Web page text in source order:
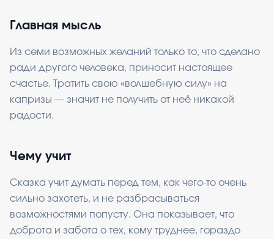
Главная мысль
Из семи возможных желаний только то, что сделано
ради другого человека, приносит настоящее
счастье. Тратить свою «волшебную силу» на
капризы — значит не получить от неё никакой
радости.
Чему учит
Сказка учит думать перед тем, как чего-то очень
сильно захотеть, и не разбрасываться
возможностями попусту. Она показывает, что
доброта и забота о тех, кому труднее, гораздо